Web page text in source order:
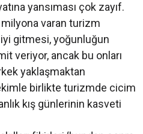
yansıması çok zayıf.
varan turizm
iyi gitmesi, yoğunluğun
veriyor, ancak bu onları
yaklaşmaktan
birlikte turizmde cicim
kış günlerinin kasveti